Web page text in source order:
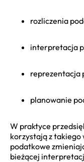
rozliczenia
interpretacja
reprezentacja
planowanie
W praktyce
korzystają z takiego
podatkowe
bieżącej